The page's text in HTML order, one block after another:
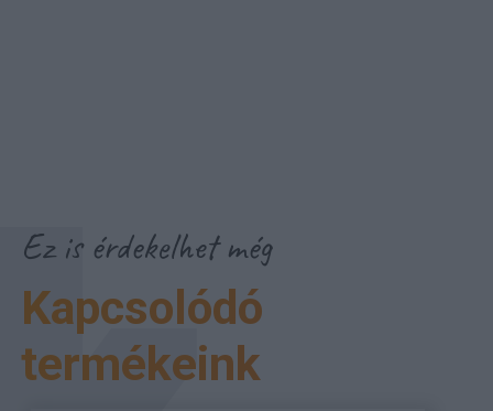
Ez is érdekelhet még
Kapcsolódó
termékeink